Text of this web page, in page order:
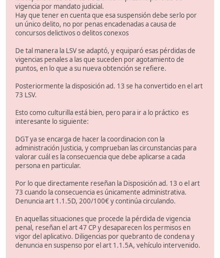
vigencia por mandato judicial.
Hay que tener en cuenta que esa suspensión debe serlo por
un único delito, no por penas encadenadas a causa de
concursos delictivos o delitos conexos
De tal manera la LSV se adaptó, y equiparó esas pérdidas de
vigencias penales a las que suceden por agotamiento de
puntos, en lo que a su nueva obtención se refiere.
Posteriormente la disposición ad. 13 se ha convertido en el art
73 LSV.
Esto como culturilla está bien, pero para ir a lo práctico es
interesante lo siguiente:
DGT ya se encarga de hacer la coordinacion con la
administración Justicia, y comprueban las circunstancias para
valorar cuál es la consecuencia que debe aplicarse a cada
persona en particular.
Por lo que directamente reseñan la Disposición ad. 13 o el art
73 cuando la consecuencia es únicamente administrativa.
Denuncia art 1.1.5D, 200/100€ y continúa circulando.
En aquellas situaciones que procede la pérdida de vigencia
penal, reseñan el art 47 CP y desaparecen los permisos en
vigor del aplicativo. Diligencias por quebranto de condena y
denuncia en suspenso por el art 1.1.5A, vehículo intervenido.